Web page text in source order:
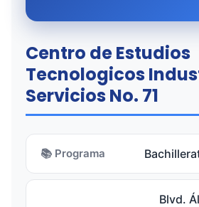
Centro de Estudios
Tecnologicos
Servicios No. 71
📚 Programa
Blvd.